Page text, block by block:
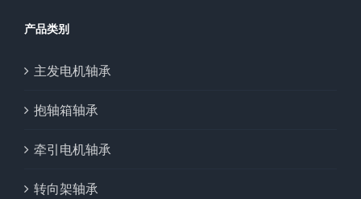
产品类别
主发电机轴承
抱轴箱轴承
牵引电机轴承
转向架轴承